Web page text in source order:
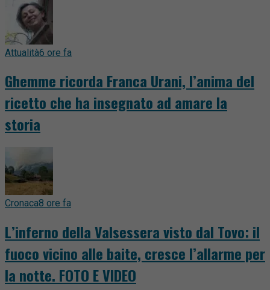
Attualità6 ore fa
Ghemme ricorda Franca Urani, l’anima del
ricetto che ha insegnato ad amare la
storia
Cronaca8 ore fa
L’inferno della Valsessera visto dal Tovo: il
fuoco vicino alle baite, cresce l’allarme per
la notte. FOTO E VIDEO